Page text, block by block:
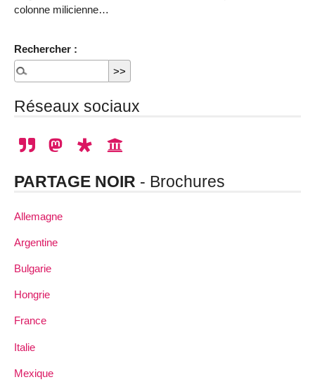
colonne milicienne…
Rechercher :
Réseaux sociaux
PARTAGE NOIR - Brochures
Allemagne
Argentine
Bulgarie
Hongrie
France
Italie
Mexique